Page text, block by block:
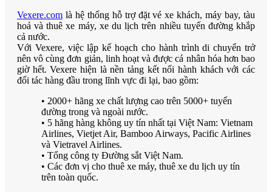
Vexere.com là hệ thống hỗ trợ đặt vé xe khách, máy bay, tàu
hoả và thuê xe máy, xe du lịch trên nhiều tuyến đường khắp
cả nước.
Với Vexere, việc lập kế hoạch cho hành trình di chuyển trở
nên vô cùng đơn giản, linh hoạt và được cá nhân hóa hơn bao
giờ hết. Vexere hiện là nền tảng kết nối hành khách với các
đối tác hàng đầu trong lĩnh vực đi lại, bao gồm:
• 2000+ hãng xe chất lượng cao trên 5000+ tuyến
đường trong và ngoài nước.
• 5 hãng hàng không uy tín nhất tại Việt Nam: Vietnam
Airlines, Vietjet Air, Bamboo Airways, Pacific Airlines
và Vietravel Airlines.
• Tổng công ty Đường sắt Việt Nam.
• Các đơn vị cho thuê xe máy, thuê xe du lịch uy tín
trên toàn quốc.